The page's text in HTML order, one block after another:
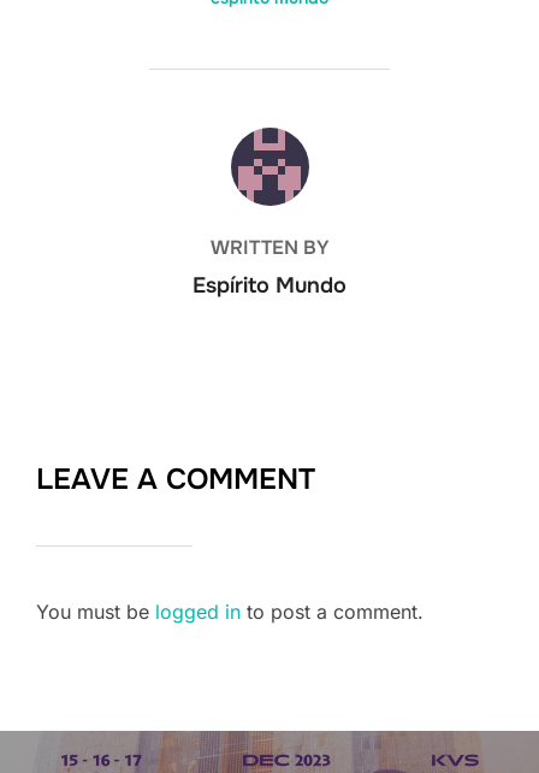
POST AUTHOR
WRITTEN BY
Espírito Mundo
LEAVE A COMMENT
You must be logged in to post a comment.
Post